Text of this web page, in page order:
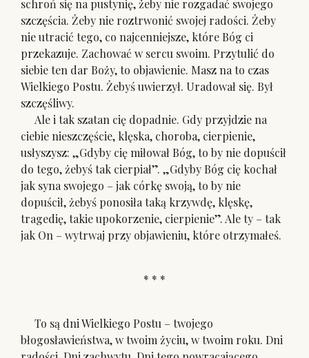
schroń się na pustynię, żeby nie rozgadać swojego
szczęścia. Żeby nie roztrwonić swojej radości. Żeby
nie utracić tego, co najcenniejsze, które Bóg ci
przekazuje. Zachować w sercu swoim. Przytulić do
siebie ten dar Boży, to objawienie. Masz na to czas
Wielkiego Postu. Żebyś uwierzył. Uradował się. Był
szczęśliwy.
Ale i tak szatan cię dopadnie. Gdy przyjdzie na
ciebie nieszczęście, klęska, choroba, cierpienie,
usłyszysz: „Gdyby cię miłował Bóg, to by nie dopuścił
do tego, żebyś tak cierpiał”. „Gdyby Bóg cię kochał
jak syna swojego – jak córkę swoją, to by nie
dopuścił, żebyś ponosiła taką krzywdę, klęskę,
tragedię, takie upokorzenie, cierpienie”. Ale ty – tak
jak On – wytrwaj przy objawieniu, które otrzymałeś.
* * *
To są dni Wielkiego Postu – twojego
błogosławieństwa, w twoim życiu, w twoim roku. Dni